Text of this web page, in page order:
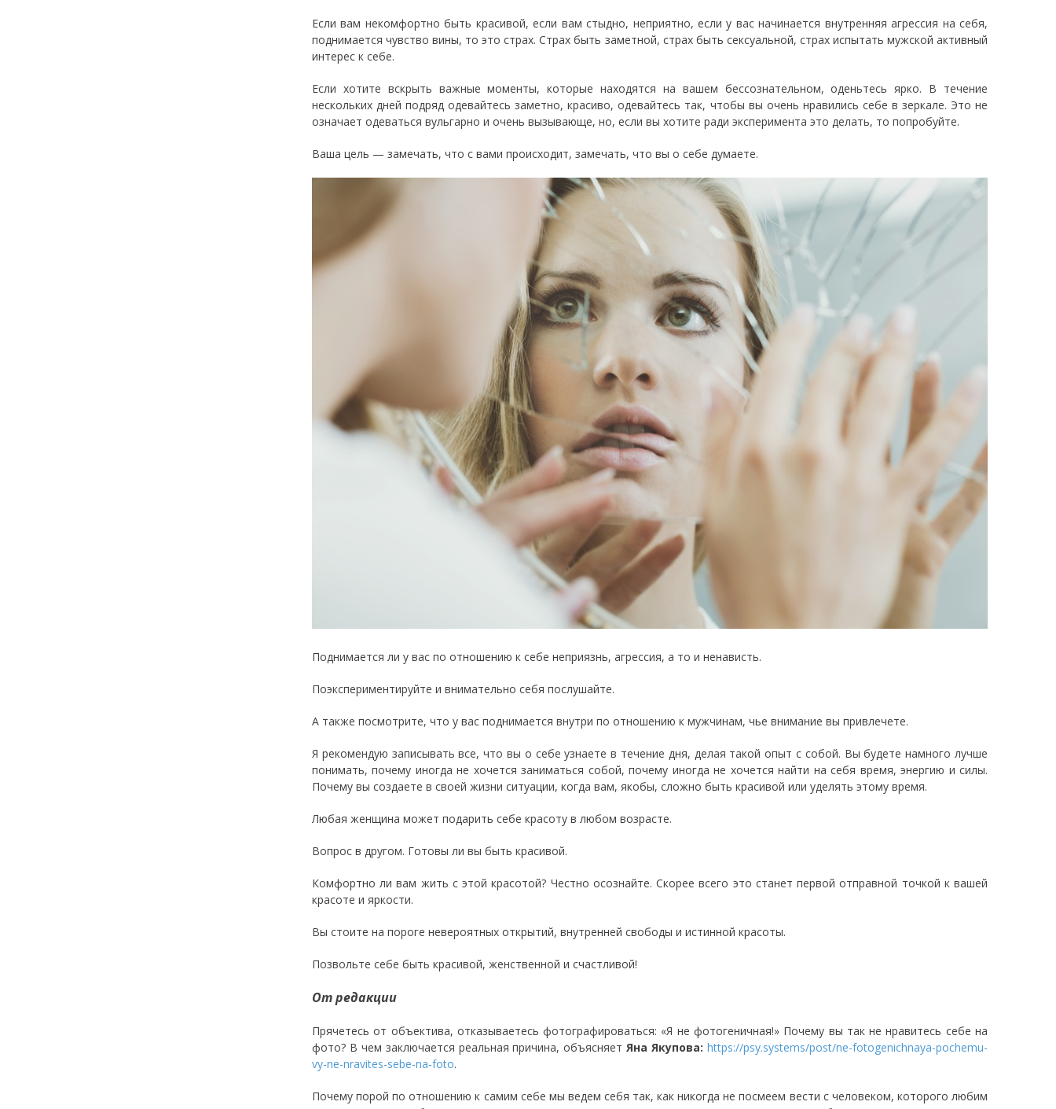
Если вам некомфортно быть красивой, если вам стыдно, неприятно, если у вас начинается внутренняя агрессия на себя,
поднимается чувство вины, то это страх. Страх быть заметной, страх быть сексуальной, страх испытать мужской активный
интерес к себе.
Если хотите вскрыть важные моменты, которые находятся на вашем бессознательном, оденьтесь ярко. В течение
нескольких дней подряд одевайтесь заметно, красиво, одевайтесь так, чтобы вы очень нравились себе в зеркале. Это не
означает одеваться вульгарно и очень вызывающе, но, если вы хотите ради эксперимента это делать, то попробуйте.
Ваша цель — замечать, что с вами происходит, замечать, что вы о себе думаете.
Поднимается ли у вас по отношению к себе неприязнь, агрессия, а то и ненависть.
Поэкспериментируйте и внимательно себя послушайте.
А также посмотрите, что у вас поднимается внутри по отношению к мужчинам, чье внимание вы привлечете.
Я рекомендую записывать все, что вы о себе узнаете в течение дня, делая такой опыт с собой. Вы будете намного лучше
понимать, почему иногда не хочется заниматься собой, почему иногда не хочется найти на себя время, энергию и силы.
Почему вы создаете в своей жизни ситуации, когда вам, якобы, сложно быть красивой или уделять этому время.
Любая женщина может подарить себе красоту в любом возрасте.
Вопрос в другом. Готовы ли вы быть красивой.
Комфортно ли вам жить с этой красотой? Честно осознайте. Скорее всего это станет первой отправной точкой к вашей
красоте и яркости.
Вы стоите на пороге невероятных открытий, внутренней свободы и истинной красоты.
Позвольте себе быть красивой, женственной и счастливой!
От редакции
Прячетесь от объектива, отказываетесь фотографироваться: «Я не фотогеничная!» Почему вы так не нравитесь себе на
фото? В чем заключается реальная причина, объясняетЯна Якупова:https://psy.systems/post/ne-fotogenichnaya-pochemu-
vy-ne-nravites-sebe-na-foto.
Почему порой по отношению к самим себе мы ведем себя так, как никогда не посмеем вести с человеком, которого любим